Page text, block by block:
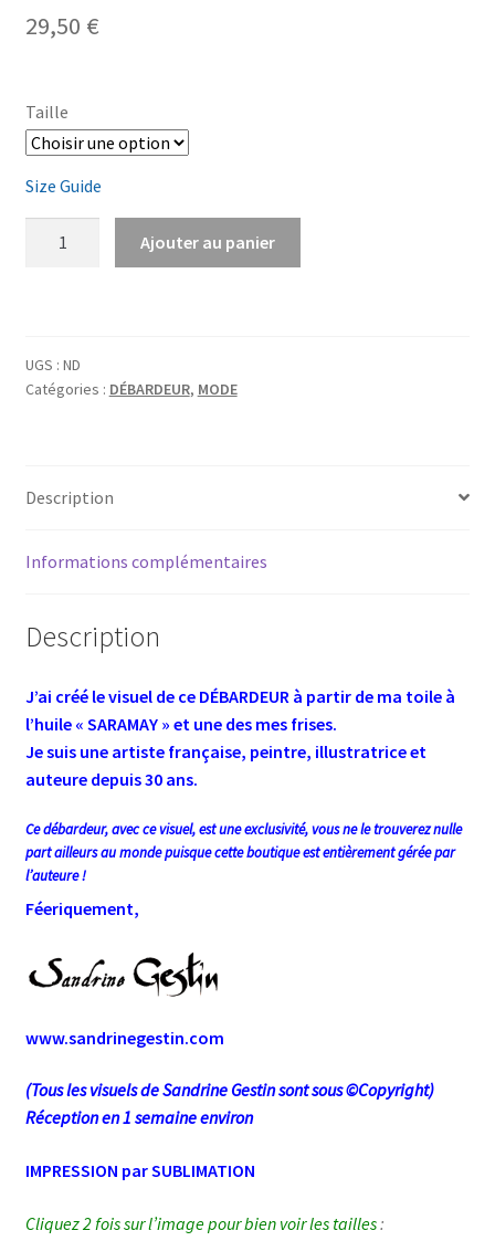
29,50 €
Taille
Size Guide
»
n°1
Ajouter au panier
UGS : ND
Catégories : DÉBARDEUR, MODE
Description
Informations complémentaires
Description
J’ai créé le visuel de ce DÉBARDEUR à partir de ma toile à
l’huile « SARAMAY » et une des mes frises.
Je suis une artiste française, peintre, illustratrice et
auteure depuis 30 ans.
Ce débardeur, avec ce visuel, est une exclusivité, vous ne le trouverez nulle
part ailleurs au monde puisque cette boutique est entièrement gérée par
l’auteure !
Féeriquement,
www.sandrinegestin.com
(Tous les visuels de Sandrine Gestin sont sous ©Copyright)
Réception en 1 semaine environ
IMPRESSION par SUBLIMATION
Cliquez 2 fois sur l’image pour bien voir les tailles: